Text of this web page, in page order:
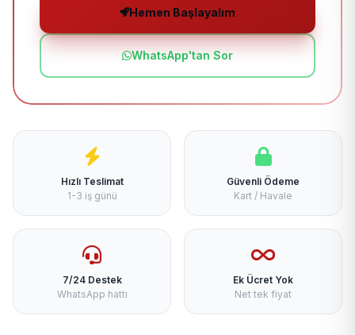
Hemen Başlayalım
WhatsApp'tan Sor
Hızlı Teslimat
1-3 iş günü
Güvenli Ödeme
Kart / Havale
7/24 Destek
WhatsApp hattı
Ek Ücret Yok
Net tek fiyat